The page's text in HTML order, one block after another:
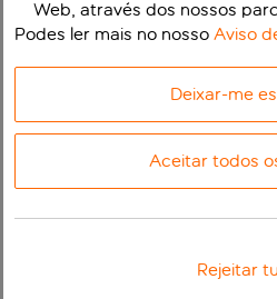
Web, através dos nossos
Podes ler mais no nossoAviso
Deixar-me
Aceitar todos
Rejeitar